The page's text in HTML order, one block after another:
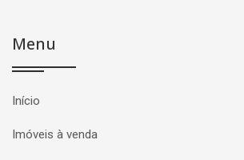
Menu
Início
Imóveis à venda